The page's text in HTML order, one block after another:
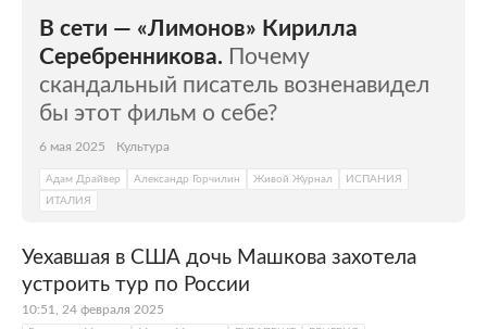
В сети — «Лимонов» Кирилла
Серебренникова. Почему
скандальный писатель возненавидел
бы этот фильм о себе?
6 мая 2025 Культура
Адам Драйвер Александр Горчилин Живой Журнал
ИСПАНИЯ
ИТАЛИЯ
Уехавшая в США дочь Машкова захотела
устроить тур по России
10:51, 24 февраля 2025